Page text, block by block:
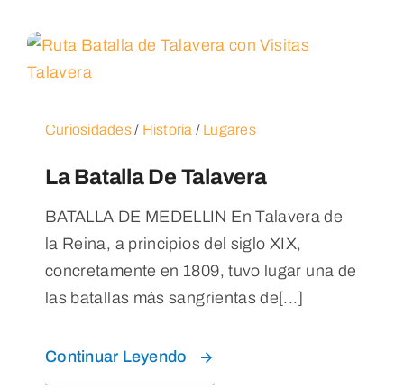
Curiosidades/ Historia / Lugares
La Batalla De Talavera
BATALLA DE MEDELLIN En Talavera de
la Reina, a principios del siglo XIX,
concretamente en 1809, tuvo lugar una de
las batallas más sangrientas de[...]
Continuar Leyendo